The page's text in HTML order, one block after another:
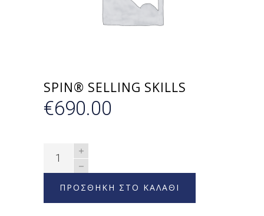
SPIN® SELLING SKILLS
€690.00
ΠΡΟΣΘΗΚΗ ΣΤΟ ΚΑΛΑΘΙ